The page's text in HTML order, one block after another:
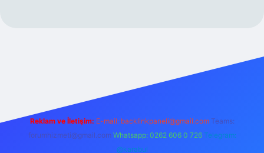
Reklam ve İletişim: E-mail: backlinkpaneli@gmail.com Teams:
forumhizmeti@gmail.com Whatsapp: 0262 606 0 726 Telegram:
@karabul